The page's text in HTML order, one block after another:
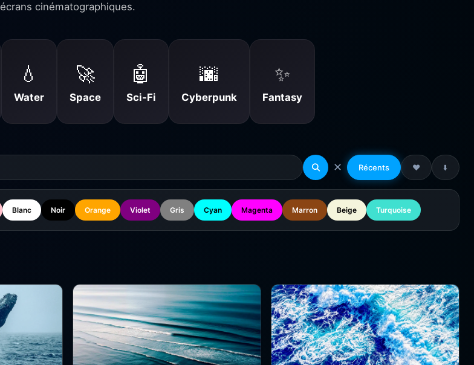
écrans cinématographiques.
💧
Water
🚀
Space
🤖
Sci-Fi
🌆
Cyberpunk
✨
Fantasy
✕ Récents ❤️ ⬇️
Blanc Noir Orange Violet Gris Cyan Magenta Marron Beige Turquoise